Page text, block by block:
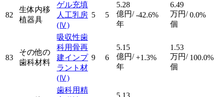
82
生体内移
植器具
ゲル充填
人工乳房
(Ⅳ)
5 5
5.28
億円/
年
-42.6%
6.49
万円/
個
0.0%
83
その他の
歯科材料
吸収性歯
科用骨再
建インプ
ラント材
(Ⅳ)
9 6
5.15
億円/
年
+1.3%
1.53
万円/
個
100.0%
歯科用精